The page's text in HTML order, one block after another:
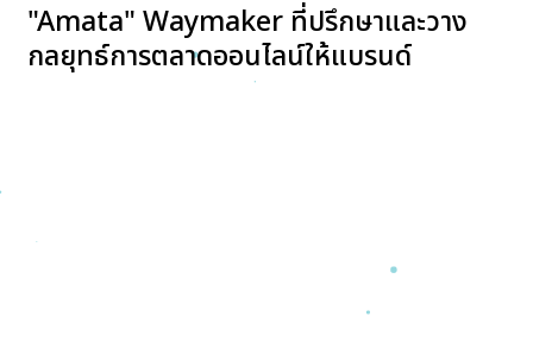
"Amata" Waymaker ที่ปรึกษาและวาง
กลยุทธ์การตลาดออนไลน์ให้แบรนด์